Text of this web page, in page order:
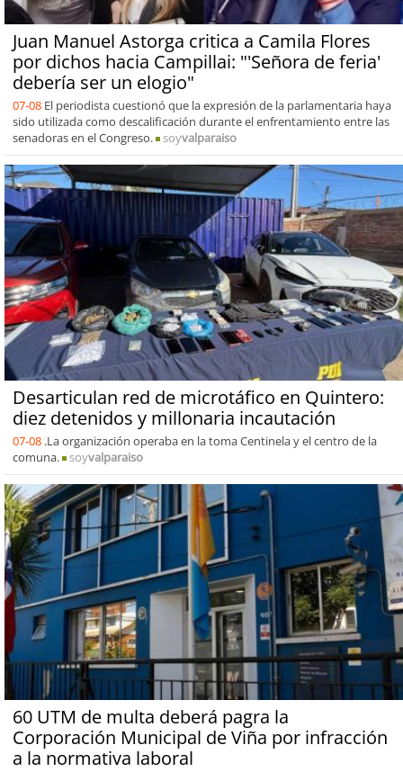
Juan Manuel Astorga critica a Camila Flores
por dichos hacia Campillai: "'Señora de feria'
debería ser un elogio"
07-08 El periodista cuestionó que la expresión de la parlamentaria haya
sido utilizada como descalificación durante el enfrentamiento entre las
senadoras en el Congreso.
soyvalparaiso
Desarticulan red de microtáfico en Quintero:
diez detenidos y millonaria incautación
07-08 .La organización operaba en la toma Centinela y el centro de la
comuna.
soyvalparaiso
60 UTM de multa deberá pagra la
Corporación Municipal de Viña por infracción
a la normativa laboral